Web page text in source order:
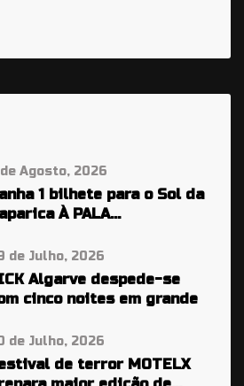
Agosto, 2026
1 bilhete para o Sol da
À PALA…
de Julho, 2026
Algarve despede-se
cinco noites em grande
de Julho, 2026
de terror MOTELX